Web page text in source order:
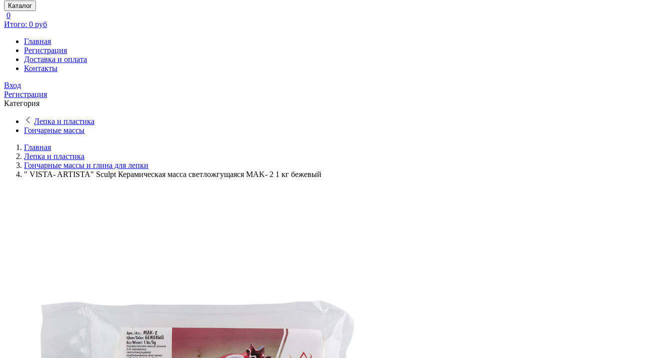
Каталог
0
Итого: 0 руб
Главная
Регистрация
Доставка и оплата
Контакты
Вход
Регистрация
Категория
Лепка и пластика
Гончарные массы
Главная
Лепка и пластика
Гончарные массы и глина для лепки
" VISTA- ARTISTA" Sculpt Керамическая масса светложгущаяся MAK- 2 1 кг бежевый